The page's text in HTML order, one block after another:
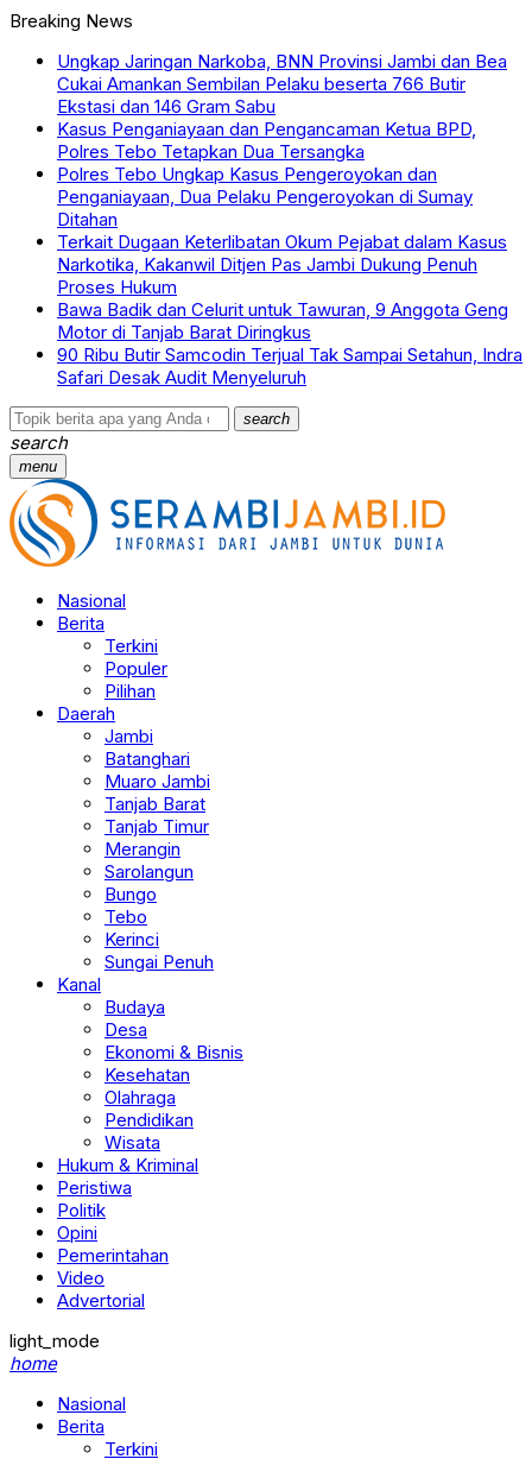
Breaking News
Ungkap Jaringan Narkoba, BNN Provinsi Jambi dan Bea
Cukai Amankan Sembilan Pelaku beserta 766 Butir
Ekstasi dan 146 Gram Sabu
Kasus Penganiayaan dan Pengancaman Ketua BPD,
Polres Tebo Tetapkan Dua Tersangka
Polres Tebo Ungkap Kasus Pengeroyokan dan
Penganiayaan, Dua Pelaku Pengeroyokan di Sumay
Ditahan
Terkait Dugaan Keterlibatan Okum Pejabat dalam Kasus
Narkotika, Kakanwil Ditjen Pas Jambi Dukung Penuh
Proses Hukum
Bawa Badik dan Celurit untuk Tawuran, 9 Anggota Geng
Motor di Tanjab Barat Diringkus
90 Ribu Butir Samcodin Terjual Tak Sampai Setahun, Indra
Safari Desak Audit Menyeluruh
search
search
menu
Nasional
Berita
Terkini
Populer
Pilihan
Daerah
Jambi
Batanghari
Muaro Jambi
Tanjab Barat
Tanjab Timur
Merangin
Sarolangun
Bungo
Tebo
Kerinci
Sungai Penuh
Kanal
Budaya
Desa
Ekonomi & Bisnis
Kesehatan
Olahraga
Pendidikan
Wisata
Hukum & Kriminal
Peristiwa
Politik
Opini
Pemerintahan
Video
Advertorial
light_mode
home
Nasional
Berita
Terkini